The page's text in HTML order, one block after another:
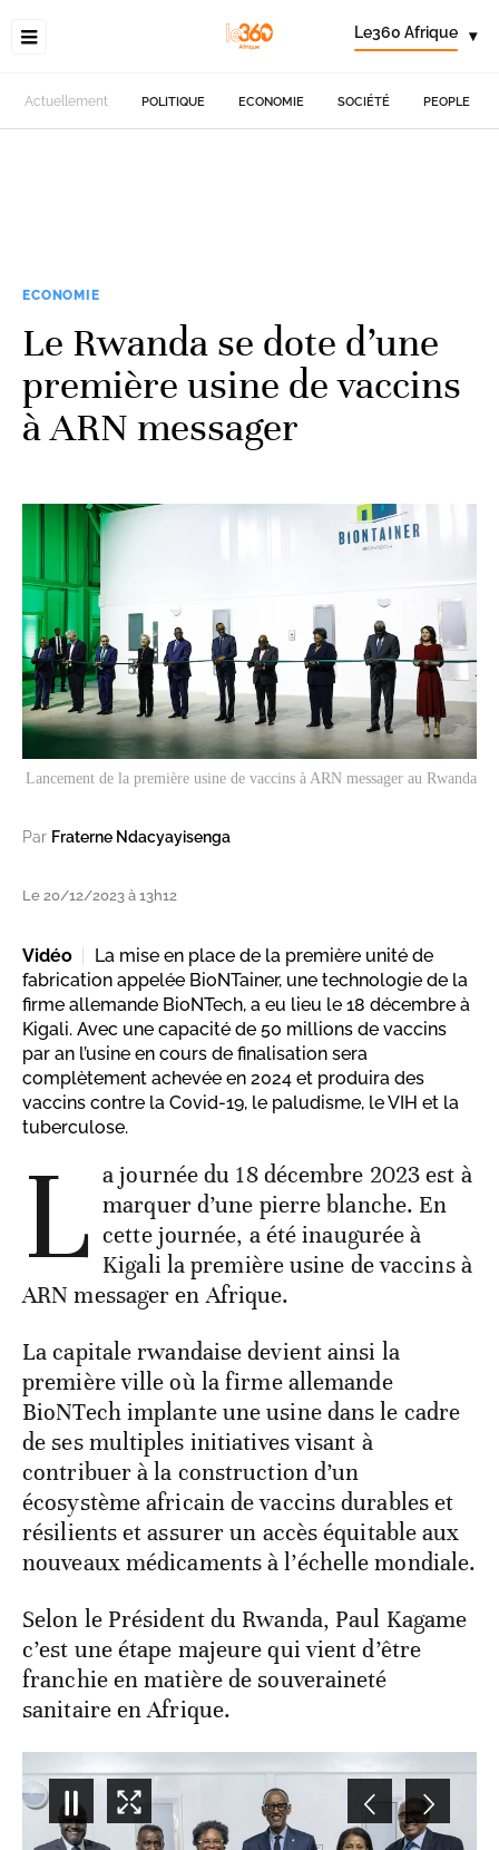
Le360 Afrique ▾
Actuellement POLITIQUE ECONOMIE SOCIÉTÉ PEOPLE
ECONOMIE
Le Rwanda se dote d’une
première usine de vaccins
à ARN messager
Lancement de la première usine de vaccins à ARN messager au Rwanda
Par Fraterne Ndacyayisenga
Le 20/12/2023 à 13h12
Vidéo
La mise en place de la première unité de
fabrication appelée BioNTainer, une technologie de la
firme allemande BioNTech, a eu lieu le 18 décembre à
Kigali. Avec une capacité de 50 millions de vaccins
par an l’usine en cours de finalisation sera
complètement achevée en 2024 et produira des
vaccins contre la Covid-19, le paludisme, le VIH et la
tuberculose.
L a journée du 18 décembre 2023 est à
marquer d’une pierre blanche. En
cette journée, a été inaugurée à
Kigali la première usine de vaccins à
ARN messager en Afrique.
La capitale rwandaise devient ainsi la
première ville où la firme allemande
BioNTech implante une usine dans le cadre
de ses multiples initiatives visant à
contribuer à la construction d’un
écosystème africain de vaccins durables et
résilients et assurer un accès équitable aux
nouveaux médicaments à l’échelle mondiale.
Selon le Président du Rwanda, Paul Kagame
c’est une étape majeure qui vient d’être
franchie en matière de souveraineté
sanitaire en Afrique.